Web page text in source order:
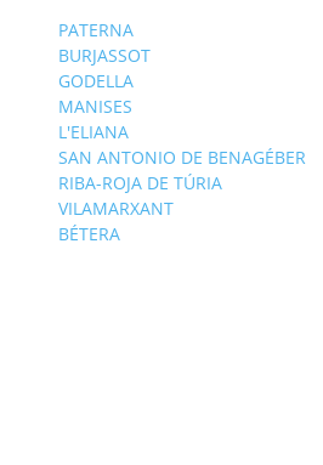
PATERNA
BURJASSOT
GODELLA
MANISES
L'ELIANA
SAN ANTONIO DE BENAGÉBER
RIBA-ROJA DE TÚRIA
VILAMARXANT
BÉTERA